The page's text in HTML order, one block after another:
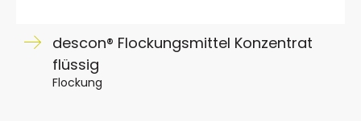
descon® Flockungsmittel Konzentrat
flüssig
Flockung